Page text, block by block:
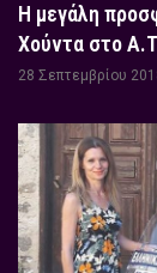
Η μεγάλη
Χούντα στο
28 Σεπτεμβρίου